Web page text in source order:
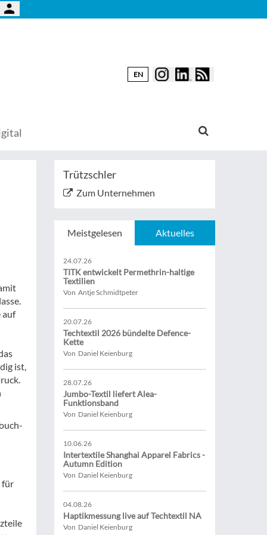
EN
auf
ist,
für
Trützschler
Zum Unternehmen
Meistgelesen Aktuelles
24.07.26
TITK entwickelt Permethrin-haltige
Textilien
Von Antje Schmidtpeter
20.07.26
Techtextil 2026 bündelte Defence-
Kette
Von Daniel Keienburg
28.07.26
Jumbo-Textil liefert Alea-
Funktionsband
Von Daniel Keienburg
10.06.26
Intertextile Shanghai Apparel Fabrics -
Autumn Edition
Von Daniel Keienburg
04.08.26
Haptikmessung live auf Techtextil NA
Von Daniel Keienburg